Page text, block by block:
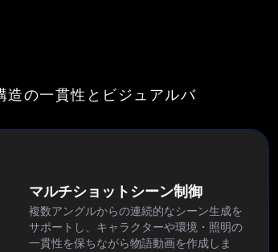
造の一貫性とビジュアルバ
マルチショットシーン制御
複数アングルからの連続的なシーン生成を
サポートし、キャラクターや環境・照明の
一貫性を保ちながら物語動画を作成しま